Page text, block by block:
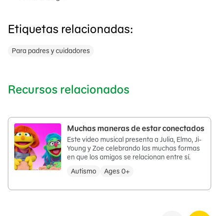
Etiquetas relacionadas:
Para padres y cuidadores
Recursos relacionados
Muchas maneras de estar conectados
Este video musical presenta a Julia, Elmo, Ji-
Young y Zoe celebrando las muchas formas
en que los amigos se relacionan entre sí.
Autismo
Ages 0+